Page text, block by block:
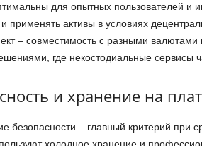
для опытных пользователей и
применять активы в условиях
– совместимость с разными валютами
где некостодиальные сервисы
и хранение на
безопасности – главный критерий при